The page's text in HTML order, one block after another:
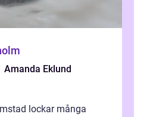
Amanda Eklund
lockar många